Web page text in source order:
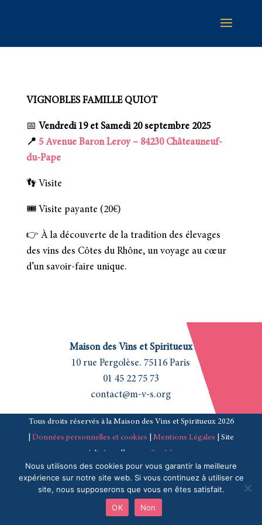
VIGNOBLES FAMILLE QUIOT
📅 Vendredi 19 et Samedi 20 septembre 2025
📍 5 Avenue Baron Leroy – 84230 Châteauneuf-
du-Pape
👣 Visite
🎟️ Visite payante (20€)
👉 À la découverte de la tradition des élevages
des vins des Côtes du Rhône, un voyage au cœur
d’un savoir-faire unique.
Maison des Vins et Spiritueux
10 rue Pergolèse. 75116 Paris
01 45 22 75 73
contact@m-v-s.org
Tous droits réservés à la Maison des Vins et Spiritueux 2026
Données personnelles et cookies Mentions Légales | Site
réalisé par l’agence Pardalys
Nous utilisons des cookies pour vous garantir la meilleure
expérience sur notre site web. Si vous continuez à utiliser ce
site, nous supposerons que vous en êtes satisfait.
OK
Non